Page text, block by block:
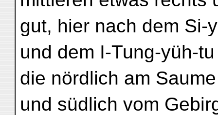
gut, hier nach dem Si-
und dem I-Tung-yüh-
die nördlich am
und südlich vom